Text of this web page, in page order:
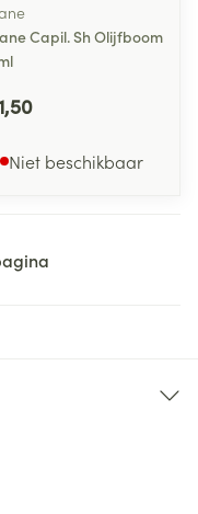
Capil. Sh Olijfboom
Niet beschikbaar